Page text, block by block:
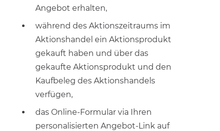
Angebot erhalten,
während des Aktionszeitraums im
Aktionshandel ein Aktionsprodukt
gekauft haben und über das
gekaufte Aktionsprodukt und den
Kaufbeleg des Aktionshandels
verfügen,
das Online-Formular via Ihren
personalisierten Angebot-Link auf